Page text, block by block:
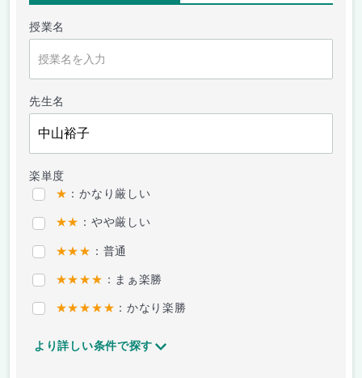
授業名
先生名
楽単度
★ ：かなり厳しい
★★ ：やや厳しい
★★★ ：普通
★★★★ ：まぁ楽勝
★★★★★ ：かなり楽勝
より詳しい条件で探す